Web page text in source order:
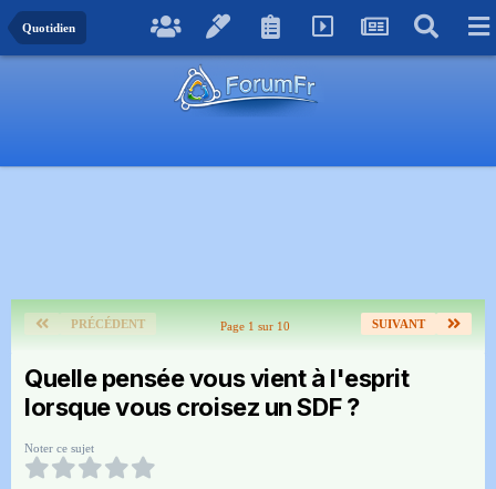
Quotidien
PRÉCÉDENT SUIVANT
Page 1 sur 10
Quelle pensée vous vient à l'esprit
lorsque vous croisez un SDF ?
Noter ce sujet